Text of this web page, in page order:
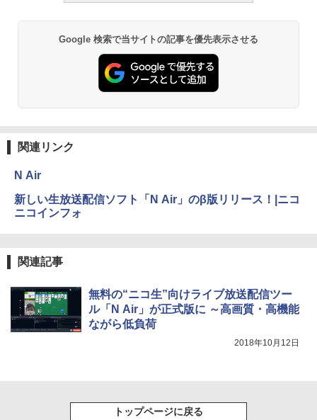
Google 検索で当サイトの記事を優先表示させる
関連リンク
N Air
新しい生放送配信ソフト「N Air」のβ版リリース！|ニコ
ニコインフォ
関連記事
無料の“ニコ生”向けライブ放送配信ツー
ル「N Air」が正式版に ～高画質・高機能
ながら低負荷
2018年10月12日
トップページに戻る